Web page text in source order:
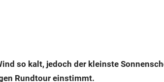
so kalt, jedoch der kleinste
Rundtour einstimmt.